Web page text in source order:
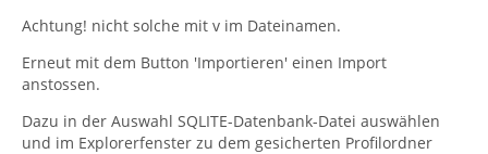
Achtung! nicht solche mit v im Dateinamen.
Erneut mit dem Button 'Importieren' einen Import
anstossen.
Dazu in der Auswahl SQLITE-Datenbank-Datei auswählen
und im Explorerfenster zu dem gesicherten Profilordner